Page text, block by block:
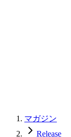
マガジン
Release